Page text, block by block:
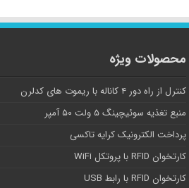
محصولات ویژه
کنترل از راه دور ۴ کاناله با ریموت های کدلرن
منبع تغذیه سوئیچینگ ۵ ولت ۵۰ آمپر
پرداخت الکترونیک کرایه تاکسی
کارتخوان RFID با پروتکل WiFi
کارتخوان RFID با رابط USB